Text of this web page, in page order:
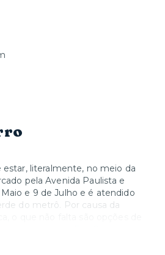
estar, literalmente, no meio da
pela Avenida Paulista e
e 9 de Julho e é atendido
do metrô. Por causa da
como o Frei Caneca e o